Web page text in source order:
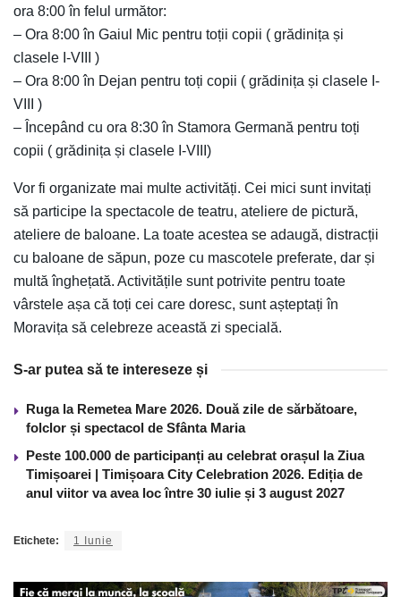
ora 8:00 în felul următor:
– Ora 8:00 în Gaiul Mic pentru toții copii ( grădinița și
clasele I-VIII )
– Ora 8:00 în Dejan pentru toți copii ( grădinița și clasele I-
VIII )
– Începând cu ora 8:30 în Stamora Germană pentru toți
copii ( grădinița și clasele I-VIII)
Vor fi organizate mai multe activități. Cei mici sunt invitați
să participe la spectacole de teatru, ateliere de pictură,
ateliere de baloane. La toate acestea se adaugă, distracții
cu baloane de săpun, poze cu mascotele preferate, dar și
multă înghețată. Activitățile sunt potrivite pentru toate
vârstele așa că toți cei care doresc, sunt așteptați în
Moravița să celebreze această zi specială.
S-ar putea să te intereseze și
Ruga la Remetea Mare 2026. Două zile de sărbătoare,
folclor și spectacol de Sfânta Maria
Peste 100.000 de participanți au celebrat orașul la Ziua
Timișoarei | Timișoara City Celebration 2026. Ediția de
anul viitor va avea loc între 30 iulie și 3 august 2027
Etichete: 1 Iunie